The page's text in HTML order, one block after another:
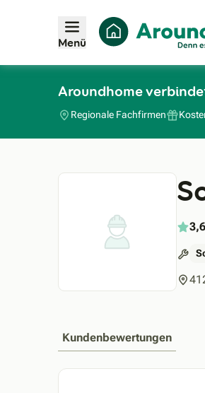
Menü
Aroundhome
Regionale Fachfirmen
Kundenbewertungen